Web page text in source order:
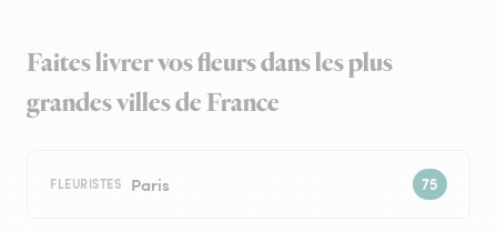
Faites livrer vos fleurs dans les plus
grandes villes de France
FLEURISTES Paris